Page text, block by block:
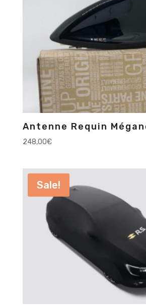
Antenne Requin
248,00€
Sale!